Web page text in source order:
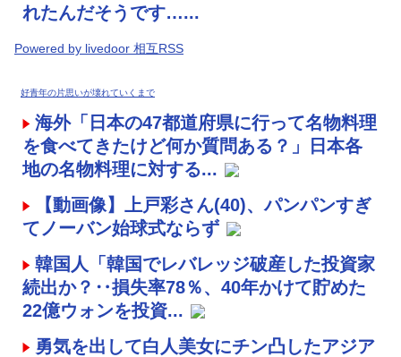
れたんだそうです…...
Powered by livedoor 相互RSS
好青年の片思いが壊れていくまで
海外「日本の47都道府県に行って名物料理
を食べてきたけど何か質問ある？」日本各
地の名物料理に対する...
【動画像】上戸彩さん(40)、パンパンすぎ
てノーバン始球式ならず
韓国人「韓国でレバレッジ破産した投資家
続出か？‥損失率78％、40年かけて貯めた
22億ウォンを投資...
勇気を出して白人美女にチン凸したアジア